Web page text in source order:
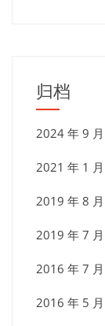
归档
2024 年 9 月
2021 年 1 月
2019 年 8 月
2019 年 7 月
2016 年 7 月
2016 年 5 月